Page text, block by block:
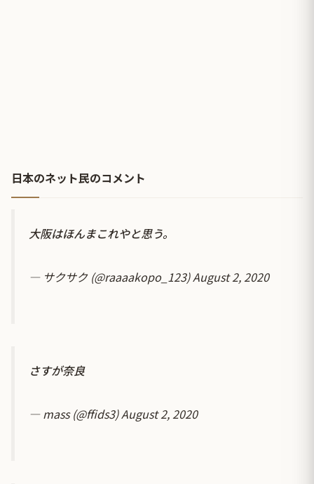
日本のネット民のコメント
大阪はほんまこれやと思う。
— サクサク (@raaaakopo_123)August 2, 2020
さすが奈良
— mass (@ffids3)August 2, 2020